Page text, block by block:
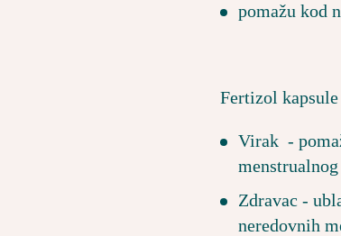
pomažu kod
Fertizol
Virak -
Zdravac -
neredovnih